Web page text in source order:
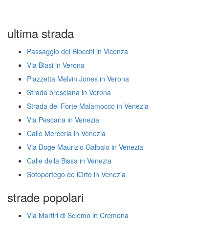
ultima strada
Passaggio dei Blocchi in Vicenza
Via Biasi in Verona
Piazzetta Melvin Jones in Verona
Strada bresciana in Verona
Strada del Forte Malamocco in Venezia
Via Pescaria in Venezia
Calle Merceria in Venezia
Via Doge Maurizio Galbaio in Venezia
Calle della Bissa in Venezia
Sotoportego de lOrto in Venezia
strade popolari
Via Martiri di Sclemo in Cremona